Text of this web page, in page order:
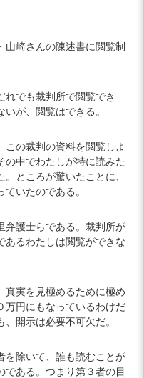
山崎さんの陳述書に閲覧制
れでも裁判所で閲覧でき
が、閲覧はできる。
この裁判の資料を閲覧しよ
の中でわたしが特に読みた
ところが驚いたことに、
いたのである。
弁護士らである。裁判所が
あるわたしは閲覧ができな
真実を見極めるために極め
万円にもなっているわけだ
開示は必要不可欠だ。
を除いて、誰も読むことが
である。つまり第３者の目